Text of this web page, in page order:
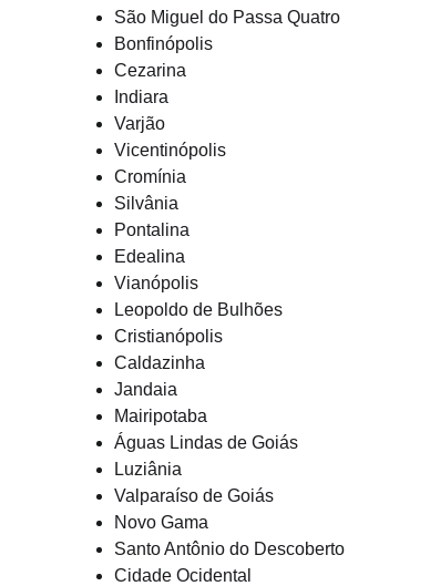
São Miguel do Passa Quatro
Bonfinópolis
Cezarina
Indiara
Varjão
Vicentinópolis
Cromínia
Silvânia
Pontalina
Edealina
Vianópolis
Leopoldo de Bulhões
Cristianópolis
Caldazinha
Jandaia
Mairipotaba
Águas Lindas de Goiás
Luziânia
Valparaíso de Goiás
Novo Gama
Santo Antônio do Descoberto
Cidade Ocidental